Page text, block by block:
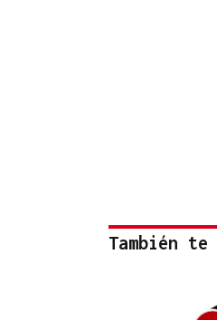
También